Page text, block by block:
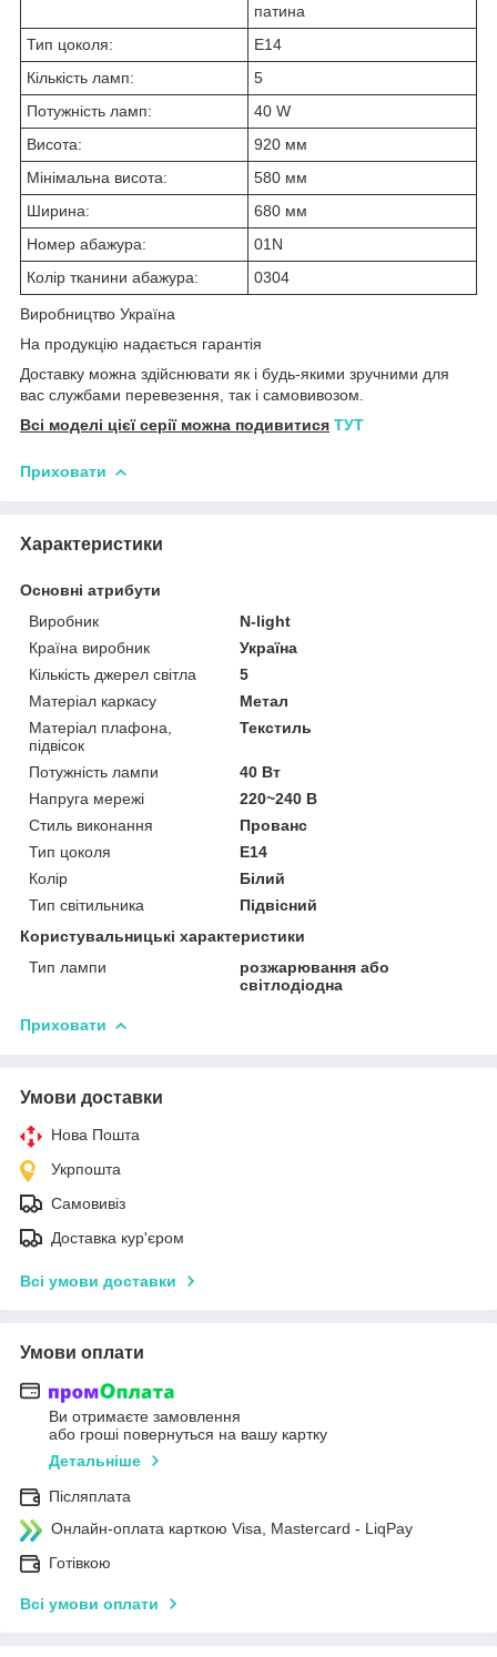
патина
Тип цоколя:
E14
Кількість ламп:
5
Потужність ламп:
40 W
Висота:
920 мм
Мінімальна висота:
580 мм
Ширина:
680 мм
Номер абажура:
01N
Колір тканини абажура:
0304
Виробництво Україна
На продукцію надається гарантія
Доставку можна здійснювати як і будь-якими зручними для
вас службами перевезення, так і самовивозом.
Всі моделі цієї серії можна подивитися ТУТ
Приховати
Характеристики
Основні атрибути
Виробник
N-light
Країна виробник
Україна
Кількість джерел світла
5
Матеріал каркасу
Метал
Матеріал плафона,
підвісок
Текстиль
Потужність лампи
40 Вт
Напруга мережі
220~240 В
Стиль виконання
Прованс
Тип цоколя
E14
Колір
Білий
Тип світильника
Підвісний
Користувальницькі характеристики
Тип лампи
розжарювання або
світлодіодна
Приховати
Умови доставки
Нова Пошта
Укрпошта
Самовивіз
Доставка кур'єром
Всі умови доставки
Умови оплати
Ви отримаєте замовлення
або гроші повернуться на вашу картку
Детальніше
Післяплата
Онлайн-оплата карткою Visa, Mastercard - LiqPay
Готівкою
Всі умови оплати